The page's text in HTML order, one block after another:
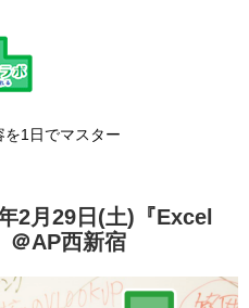
1日でマスター
2月29日(土)『Excel
＠AP西新宿